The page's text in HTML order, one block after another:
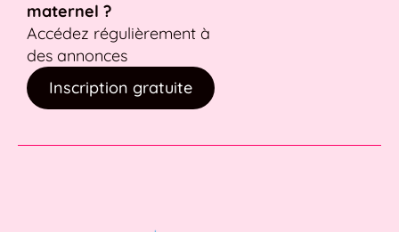
maternel ?
Accédez régulièrement à
des annonces
Inscription gratuite